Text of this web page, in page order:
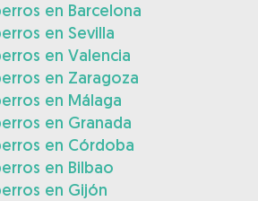
en Barcelona
en Sevilla
en Valencia
en Zaragoza
en Málaga
en Granada
en Córdoba
en Bilbao
en Gijón